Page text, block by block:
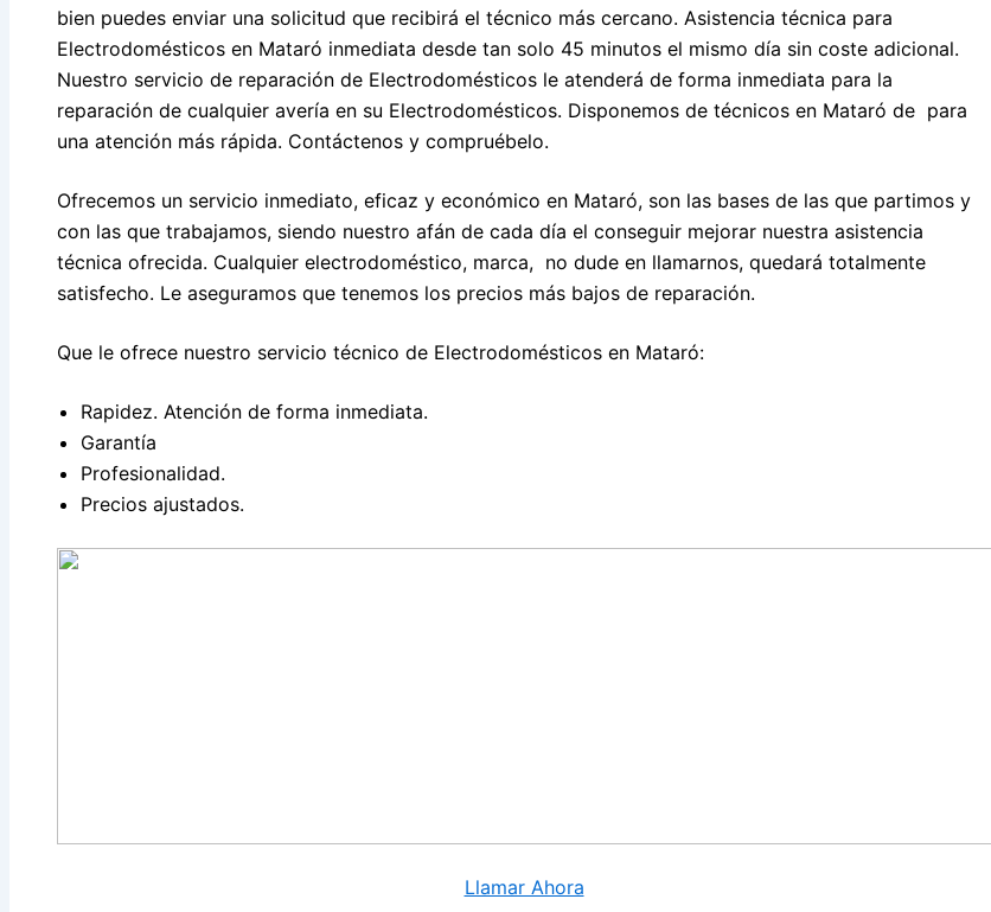
bien puedes enviar una solicitud que recibirá el técnico más cercano. Asistencia técnica para
Electrodomésticos en Mataró inmediata desde tan solo 45 minutos el mismo día sin coste adicional.
Nuestro servicio de reparación de Electrodomésticos le atenderá de forma inmediata para la
reparación de cualquier avería en su Electrodomésticos. Disponemos de técnicos en Mataró de para
una atención más rápida. Contáctenos y compruébelo.
Ofrecemos un servicio inmediato, eficaz y económico en Mataró, son las bases de las que partimos y
con las que trabajamos, siendo nuestro afán de cada día el conseguir mejorar nuestra asistencia
técnica ofrecida. Cualquier electrodoméstico, marca, no dude en llamarnos, quedará totalmente
satisfecho. Le aseguramos que tenemos los precios más bajos de reparación.
Que le ofrece nuestro servicio técnico de Electrodomésticos en Mataró:
Rapidez. Atención de forma inmediata.
Garantía
Profesionalidad.
Precios ajustados.
Llamar Ahora